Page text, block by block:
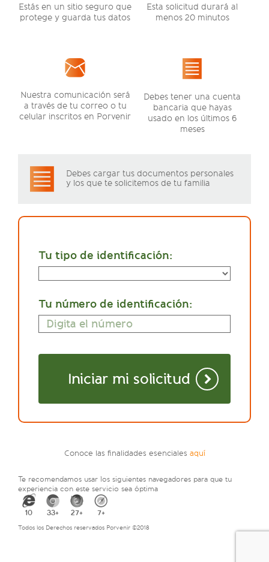
Estás en un sitio seguro que
protege y guarda tus datos
Esta solicitud durará al
menos 20 minutos
Nuestra comunicación será
a través de tu correo o tu
celular inscritos en Porvenir
Debes tener una cuenta
bancaria que hayas
usado en los últimos 6
meses
Debes cargar tus documentos personales
y los que te solicitemos de tu familia
Tu tipo de identificación:
Tu número de identificación:
Iniciar mi solicitud
Conoce las finalidades esenciales aquí
Te recomendamos usar los siguientes navegadores para que tu
experiencia con este servicio sea óptima
10 33+ 27+ 7+
Todos los Derechos reservados Porvenir ©2018